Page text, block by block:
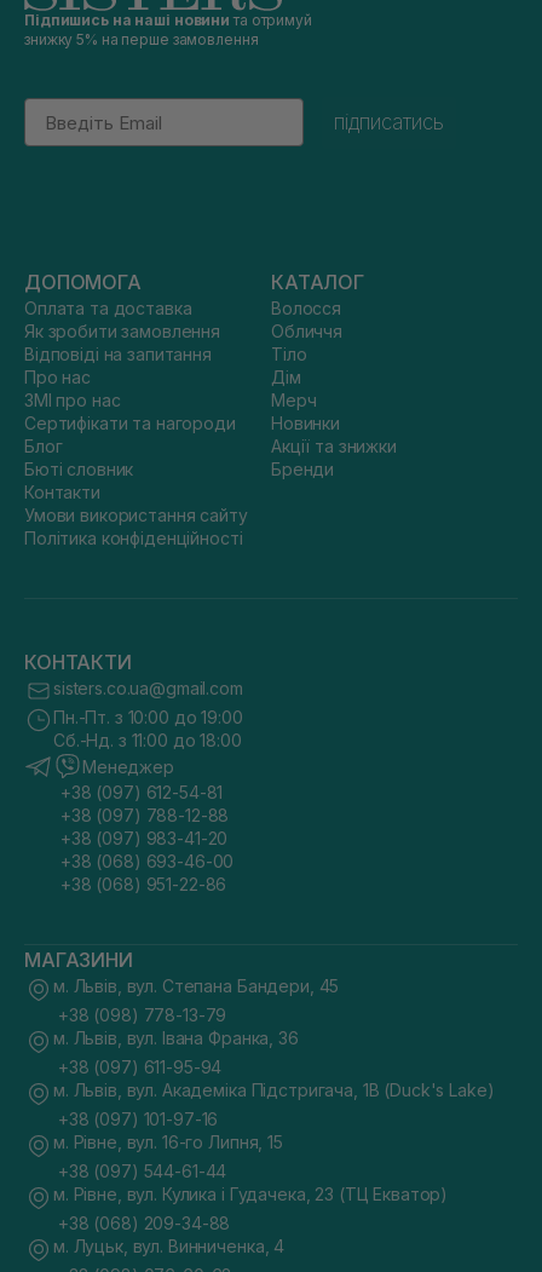
Підпишись на наші новини та отримуй
знижку 5% на перше замовлення
Email
підписатись
ДОПОМОГА
Оплата та доставка
Як зробити замовлення
Відповіді на запитання
Про нас
ЗМІ про нас
Сертифікати та нагороди
Блог
Бюті словник
Контакти
Умови використання сайту
Політика конфіденційності
КАТАЛОГ
Волосся
Обличчя
Тіло
Дім
Мерч
Новинки
Акції та знижки
Бренди
КОНТАКТИ
sisters.co.ua@gmail.com
Пн.-Пт. з 10:00 до 19:00
Сб.-Нд. з 11:00 до 18:00
Менеджер
+38 (097) 612-54-81
+38 (097) 788-12-88
+38 (097) 983-41-20
+38 (068) 693-46-00
+38 (068) 951-22-86
МАГАЗИНИ
м. Львів, вул. Степана Бандери, 45
+38 (098) 778-13-79
м. Львів, вул. Івана Франка, 36
+38 (097) 611-95-94
м. Львів, вул. Академіка Підстригача, 1В (Duck's Lake)
+38 (097) 101-97-16
м. Рівне, вул. 16-го Липня, 15
+38 (097) 544-61-44
м. Рівне, вул. Кулика і Гудачека, 23 (ТЦ Екватор)
+38 (068) 209-34-88
м. Луцьк, вул. Винниченка, 4